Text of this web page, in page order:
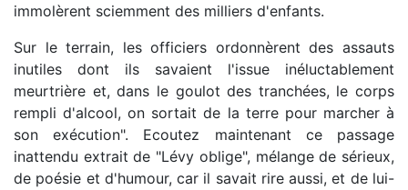
immolèrent sciemment des milliers d'enfants.
Sur le terrain, les officiers ordonnèrent des assauts
inutiles dont ils savaient l'issue inéluctablement
meurtrière et, dans le goulot des tranchées, le corps
rempli d'alcool, on sortait de la terre pour marcher à
son exécution". Ecoutez maintenant ce passage
inattendu extrait de "Lévy oblige", mélange de sérieux,
de poésie et d'humour, car il savait rire aussi, et de lui-